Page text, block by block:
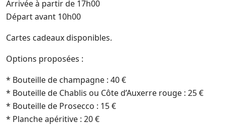
Arrivée à partir de 17h00
Départ avant 10h00
Cartes cadeaux disponibles.
Options proposées :
* Bouteille de champagne : 40 €
* Bouteille de Chablis ou Côte d’Auxerre rouge : 25 €
* Bouteille de Prosecco : 15 €
* Planche apéritive : 20 €